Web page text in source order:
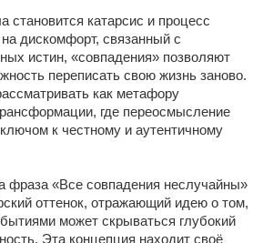
становится катарсис и процесс
дискомфорт, связанный с
истин, «совпадения» позволяют
переписать свою жизнь заново.
как метафору
где переосмысление
к честному и аутентичному
фраза «Все совпадения неслучайны»
оттенок, отражающий идею о том,
может скрываться глубокий
Эта концепция находит своё